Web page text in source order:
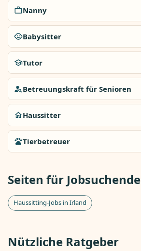
Nanny
Babysitter
Tutor
Betreuungskraft für Senioren
Haussitter
Tierbetreuer
Seiten für Jobsuchende
Haussitting-Jobs in Irland
Nützliche Ratgeber